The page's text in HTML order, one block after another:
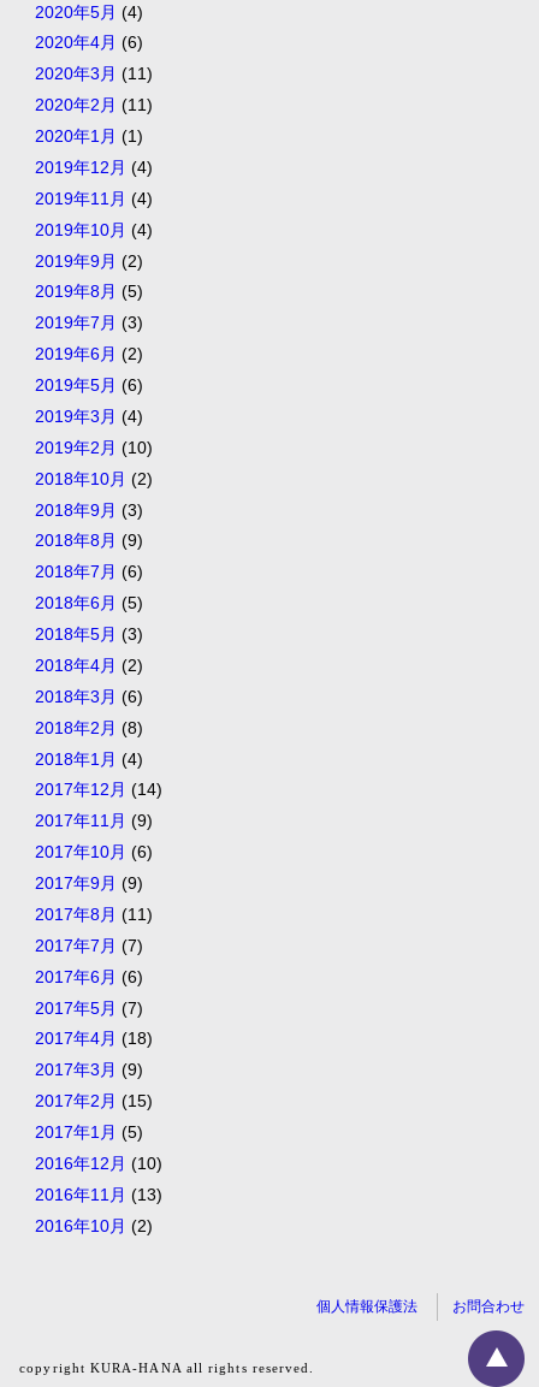
2020年5月 (4)
2020年4月 (6)
2020年3月 (11)
2020年2月 (11)
2020年1月 (1)
2019年12月 (4)
2019年11月 (4)
2019年10月 (4)
2019年9月 (2)
2019年8月 (5)
2019年7月 (3)
2019年6月 (2)
2019年5月 (6)
2019年3月 (4)
2019年2月 (10)
2018年10月 (2)
2018年9月 (3)
2018年8月 (9)
2018年7月 (6)
2018年6月 (5)
2018年5月 (3)
2018年4月 (2)
2018年3月 (6)
2018年2月 (8)
2018年1月 (4)
2017年12月 (14)
2017年11月 (9)
2017年10月 (6)
2017年9月 (9)
2017年8月 (11)
2017年7月 (7)
2017年6月 (6)
2017年5月 (7)
2017年4月 (18)
2017年3月 (9)
2017年2月 (15)
2017年1月 (5)
2016年12月 (10)
2016年11月 (13)
2016年10月 (2)
個人情報保護法 お問合わせ
copyright KURA-HANA all rights reserved.